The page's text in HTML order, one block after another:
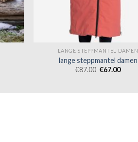
LANGE STEPPMANTEL DAMEN
lange steppmantel damen
€87.00 €67.00